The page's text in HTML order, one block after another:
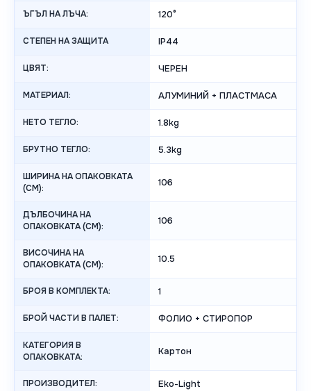
ЪГЪЛ НА ЛЪЧА: 120°
СТЕПЕН НА ЗАЩИТА IP44
ЦВЯТ: ЧЕРЕН
МАТЕРИАЛ: АЛУМИНИЙ + ПЛАСТМАСА
НЕТО ТЕГЛО: 1.8kg
БРУТНО ТЕГЛО: 5.3kg
ШИРИНА НА ОПАКОВКАТА
(CM):
106
ДЪЛБОЧИНА НА
ОПАКОВКАТА (CM):
106
ВИСОЧИНА НА
ОПАКОВКАТА (СМ):
10.5
БРОЯ В КОМПЛЕКТА: 1
БРОЙ ЧАСТИ В ПАЛЕТ: ФОЛИО + СТИРОПОР
КАТЕГОРИЯ В
ОПАКОВКАТА:
Картон
ПРОИЗВОДИТЕЛ: Eko-Light